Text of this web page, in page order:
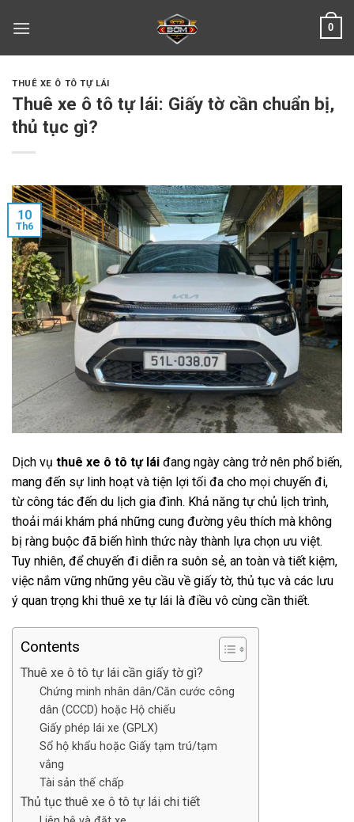
0
THUÊ XE Ô TÔ TỰ LÁI
Thuê xe ô tô tự lái: Giấy tờ cần chuẩn bị,
thủ tục gì?
10
Th6
Dịch vụ thuê xe ô tô tự lái đang ngày càng trở nên phổ biến,
mang đến sự linh hoạt và tiện lợi tối đa cho mọi chuyến đi,
từ công tác đến du lịch gia đình. Khả năng tự chủ lịch trình,
thoải mái khám phá những cung đường yêu thích mà không
bị ràng buộc đã biến hình thức này thành lựa chọn ưu việt.
Tuy nhiên, để chuyến đi diễn ra suôn sẻ, an toàn và tiết kiệm,
việc nắm vững những yêu cầu về giấy tờ, thủ tục và các lưu
ý quan trọng khi thuê xe tự lái là điều vô cùng cần thiết.
Contents
Thuê xe ô tô tự lái cần giấy tờ gì?
Chứng minh nhân dân/Căn cước công
dân (CCCD) hoặc Hộ chiếu
Giấy phép lái xe (GPLX)
Sổ hộ khẩu hoặc Giấy tạm trú/tạm
vắng
Tài sản thế chấp
Thủ tục thuê xe ô tô tự lái chi tiết